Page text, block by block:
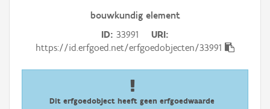
bouwkundig element
ID 33991
URI
https://id.erfgoed.net/erfgoedobjecten/33991
Dit erfgoedobject heeft geen erfgoedwaarde